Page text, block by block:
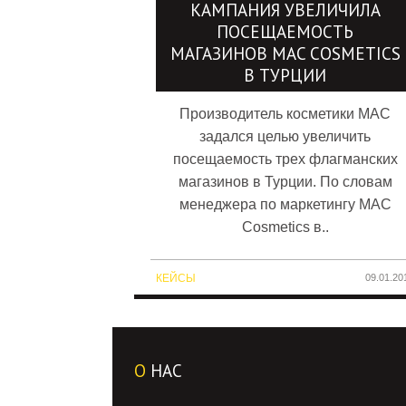
КАМПАНИЯ УВЕЛИЧИЛА
ПОСЕЩАЕМОСТЬ
МАГАЗИНОВ MAC COSMETICS
В ТУРЦИИ
Производитель косметики MAC
задался целью увеличить
посещаемость трех флагманских
магазинов в Турции. По словам
менеджера по маркетингу MAC
Cosmetics в..
КЕЙСЫ
О НАС